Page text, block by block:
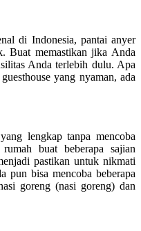
di Indonesia, pantai anyer
Buat memastikan jika Anda
Anda terlebih dulu. Apa
yang nyaman, ada
lengkap tanpa mencoba
buat beberapa sajian
pastikan untuk nikmati
pun bisa mencoba beberapa
goreng (nasi goreng) dan